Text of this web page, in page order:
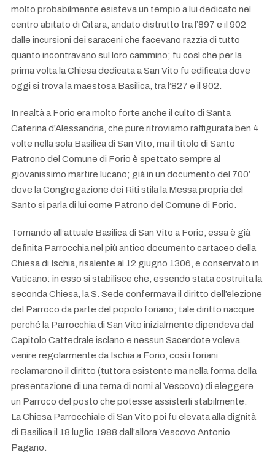
molto probabilmente esisteva un tempio a lui dedicato nel
centro abitato di Citara, andato distrutto tra l’897 e il 902
dalle incursioni dei saraceni che facevano razzìa di tutto
quanto incontravano sul loro cammino; fu così che per la
prima volta la Chiesa dedicata a San Vito fu edificata dove
oggi si trova la maestosa Basilica, tra l’827 e il 902.
In realtà a Forio era molto forte anche il culto di Santa
Caterina d’Alessandria, che pure ritroviamo raffigurata ben 4
volte nella sola Basilica di San Vito, ma il titolo di Santo
Patrono del Comune di Forio è spettato sempre al
giovanissimo martire lucano; già in un documento del 700’
dove la Congregazione dei Riti stila la Messa propria del
Santo si parla di lui come Patrono del Comune di Forio.
Tornando all’attuale Basilica di San Vito a Forio, essa è già
definita Parrocchia nel più antico documento cartaceo della
Chiesa di Ischia, risalente al 12 giugno 1306, e conservato in
Vaticano: in esso si stabilisce che, essendo stata costruita la
seconda Chiesa, la S. Sede confermava il diritto dell’elezione
del Parroco da parte del popolo foriano; tale diritto nacque
perché la Parrocchia di San Vito inizialmente dipendeva dal
Capitolo Cattedrale isclano e nessun Sacerdote voleva
venire regolarmente da Ischia a Forio, così i foriani
reclamarono il diritto (tuttora esistente ma nella forma della
presentazione di una terna di nomi al Vescovo) di eleggere
un Parroco del posto che potesse assisterli stabilmente.
La Chiesa Parrocchiale di San Vito poi fu elevata alla dignità
di Basilica il 18 luglio 1988 dall’allora Vescovo Antonio
Pagano.